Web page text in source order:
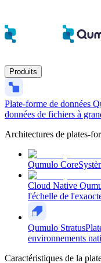
Produits
Plate-forme de données
données de fichiers à
Architectures de plates-
Qumulo Core
Cloud Native
l'échelle de
Qumulo Stratus
environnements
Caractéristiques de la